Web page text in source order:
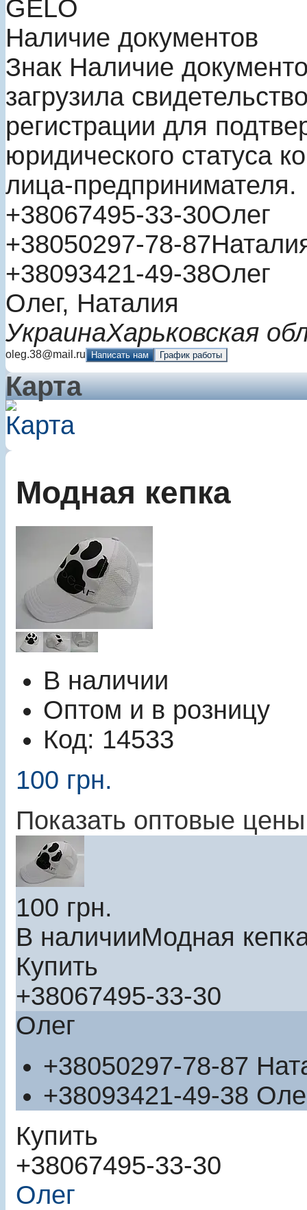
GELO
Наличие документов
Знак Наличие
загрузила
регистрации для
юридического статуса
лица-предпринимателя.
+38067495-33-30Олег
+38050297-78-87
+38093421-49-38Олег
Олег, Наталия
УкраинаХарьковская
oleg.38@mail.ru Написать нам График работы
Карта
Модная кепка
В наличии
Оптом и в розницу
Код: 14533
100 грн.
Показать оптовые цены
100 грн.
В наличииМодная
Купить
+38067495-33-30
Олег
+38050297-78-87
+38093421-49-38
Купить
+38067495-33-30
Олег